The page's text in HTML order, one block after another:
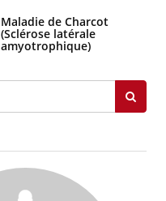
Maladie de Charcot
(Sclérose latérale
amyotrophique)